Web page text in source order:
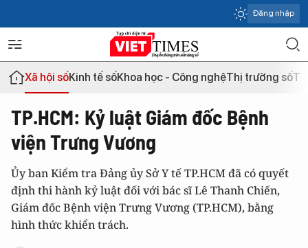
Đăng nhập
Xã hội sốKinh tế sốKhoa học - Công nghệThị trường số
TP.HCM: Kỷ luật Giám đốc Bệnh
viện Trưng Vương
Ủy ban Kiểm tra Đảng ủy Sở Y tế TP.HCM đã có quyết
định thi hành kỷ luật đối với bác sĩ Lê Thanh Chiến,
Giám đốc Bệnh viện Trưng Vương (TP.HCM), bằng
hình thức khiển trách.